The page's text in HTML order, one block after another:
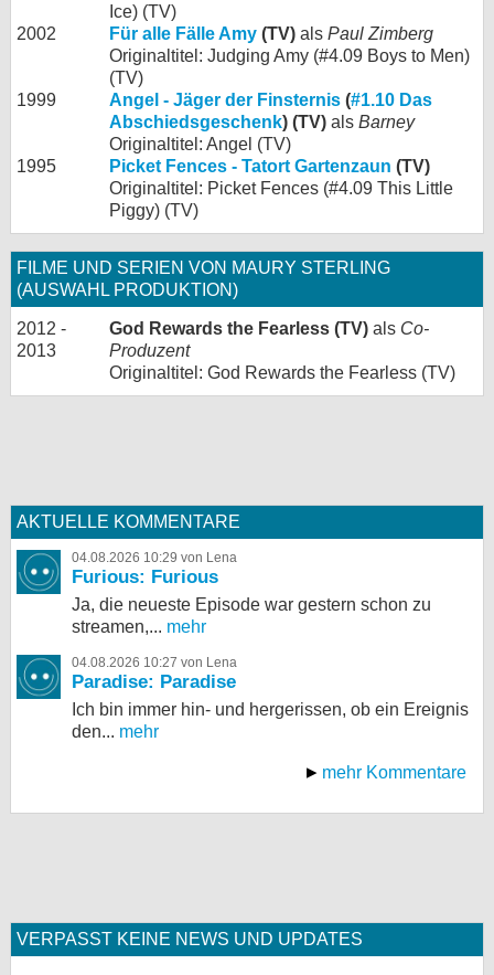
Ice) (TV)
2002
Für alle Fälle Amy (TV) als Paul Zimberg
Originaltitel: Judging Amy (#4.09 Boys to Men)
(TV)
1999
Angel - Jäger der Finsternis (#1.10 Das
Abschiedsgeschenk) (TV) als Barney
Originaltitel: Angel (TV)
1995
Picket Fences - Tatort Gartenzaun (TV)
Originaltitel: Picket Fences (#4.09 This Little
Piggy) (TV)
FILME UND SERIEN VON MAURY STERLING
(AUSWAHL PRODUKTION)
2012 -
2013
God Rewards the Fearless (TV) als Co-
Produzent
Originaltitel: God Rewards the Fearless (TV)
AKTUELLE KOMMENTARE
04.08.2026 10:29 von Lena
Furious: Furious
Ja, die neueste Episode war gestern schon zu
streamen,... mehr
04.08.2026 10:27 von Lena
Paradise: Paradise
Ich bin immer hin- und hergerissen, ob ein Ereignis
den... mehr
mehr Kommentare
VERPASST KEINE NEWS UND UPDATES